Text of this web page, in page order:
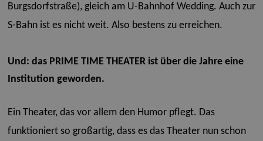
Burgsdorfstraße), gleich am U-Bahnhof Wedding. Auch zur
S-Bahn ist es nicht weit. Also bestens zu erreichen.
Und: das PRIME TIME THEATER ist über die Jahre eine
Institution geworden.
Ein Theater, das vor allem den Humor pflegt. Das
funktioniert so großartig, dass es das Theater nun schon